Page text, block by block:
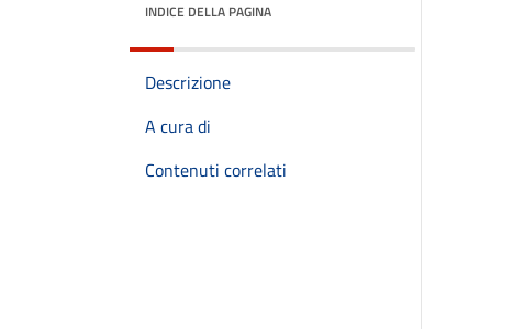
INDICE DELLA PAGINA
Descrizione
A cura di
Contenuti correlati